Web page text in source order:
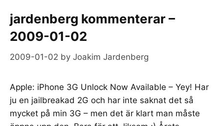
jardenberg kommenterar –
2009-01-02
2009-01-02 by Joakim Jardenberg
Apple: iPhone 3G Unlock Now Available – Yey! Har
ju en jailbreakad 2G och har inte saknat det så
mycket på min 3G – men det är klart man måste